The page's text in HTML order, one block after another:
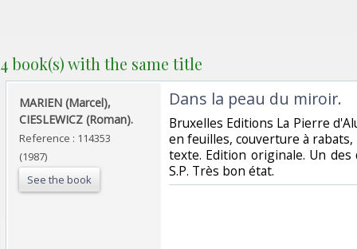
4 book(s) with the same title
‎MARIEN (Marcel),
CIESLEWICZ (Roman).‎
Reference : 114353
(1987)
See the book
‎Dans la peau du miroir.‎
‎Bruxelles Editions La Pierre
en feuilles, couverture à
texte. Edition originale. Un
S.P. Très bon état.‎